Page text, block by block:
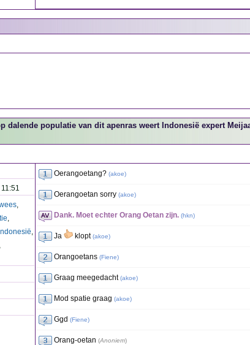
dalende populatie van dit apenras weert Indonesië expert
,
,
,
,
Oerangoetang? (akoe)
Oerangoetan sorry (akoe)
Dank. Moet echter Orang Oetan zijn. (hkn)
Ja klopt (akoe)
Orangoetans (Fiene)
Graag meegedacht (akoe)
Mod spatie graag (akoe)
Ggd (Fiene)
Orang-oetan (Anoniem)